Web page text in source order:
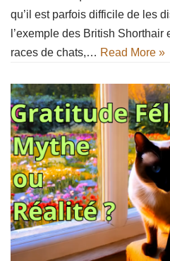
qu’il est parfois difficile de les
l’exemple des British
races de chats,… Read More »